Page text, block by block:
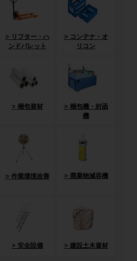
リフター・ハ
ンドパレット
コンテナ・オ
リコン
梱包資材
梱包機・封函
機
作業環境改善 廃棄物減容機
安全設備 建設土木資材